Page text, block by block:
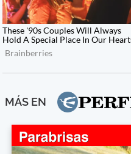
MÁS EN